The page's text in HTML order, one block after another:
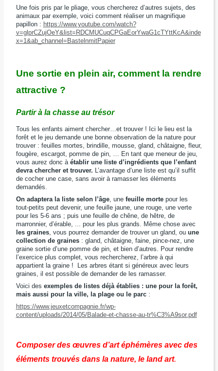
Une fois pris par le pliage, vous chercherez d’autres sujets, des
animaux par exemple, voici comment réaliser un magnifique
papillon : https://www.youtube.com/watch?
v=glprCZujOeY&list=RDCMUCuqCPGaEorYwaG1cTYttKcA&inde
x=1&ab_channel=BastelnmitPapier
Une sortie en plein air, comment la rendre
attractive ?
Partir à la chasse au trésor
Tous les enfants aiment chercher…et trouver ! Ici le lieu est la
forêt et le jeu demande une bonne observation de la nature pour
trouver : feuilles mortes, brindille, mousse, gland, châtaigne, fleur,
fougère, escargot, pomme de pin, … En tant que meneur de jeu,
vous aurez donc à établir une liste d’ingrédients que l’enfant
devra chercher et trouver. L’avantage d’une liste est qu’il suffit
de cocher une case, sans avoir à ramasser les éléments
demandés.
On adaptera la liste selon l’âge, une feuille mortepour les
tout-petits peut devenir, une feuille jaune, une rouge, une verte
pour les 5-6 ans ; puis une feuille de chêne, de hêtre, de
marronnier, d’érable, ... pour les plus grands. Même chose avec
les graines, vous pourrez demander de trouver un gland, ou une
collection de graines : gland, châtaigne, faine, pince-nez, une
graine sortie d’une pomme de pin, et bien d’autres. Pour rendre
l’exercice plus complet, vous rechercherez, l’arbre à qui
appartient la graine ! Les arbres étant si généreux avec leurs
graines, il est possible de demander de les ramasser.
Voici des exemples de listes déjà établies : une pour la forêt,
mais aussi pour la ville, la plage ou le parc :
https://www.jeuxetcompagnie.fr/wp-
content/uploads/2014/05/Balade-et-chasse-au-tr%C3%A9sor.pdf
Composer des œuvres d’art éphémères avec des
éléments trouvés dans la nature, le land art.